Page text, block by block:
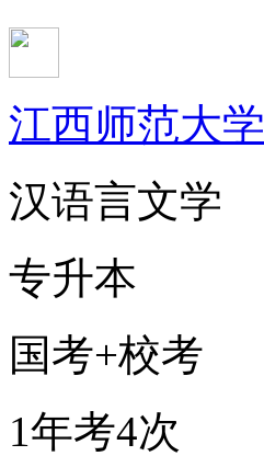
江西师范大学
汉语言文学
专升本
国考+校考
1年考4次